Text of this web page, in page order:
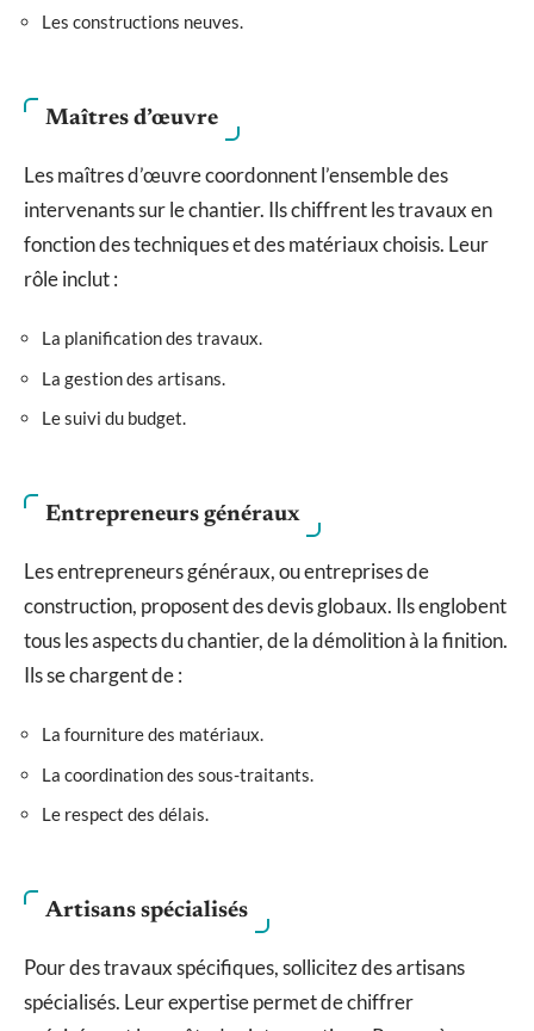
Les constructions neuves.
Maîtres d’œuvre
Les maîtres d’œuvre coordonnent l’ensemble des
intervenants sur le chantier. Ils chiffrent les travaux en
fonction des techniques et des matériaux choisis. Leur
rôle inclut :
La planification des travaux.
La gestion des artisans.
Le suivi du budget.
Entrepreneurs généraux
Les entrepreneurs généraux, ou entreprises de
construction, proposent des devis globaux. Ils englobent
tous les aspects du chantier, de la démolition à la finition.
Ils se chargent de :
La fourniture des matériaux.
La coordination des sous-traitants.
Le respect des délais.
Artisans spécialisés
Pour des travaux spécifiques, sollicitez des artisans
spécialisés. Leur expertise permet de chiffrer